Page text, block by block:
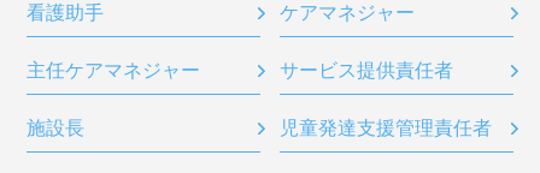
看護助手 ケアマネジャー
主任ケアマネジャー サービス提供責任者
施設長 児童発達支援管理責任者